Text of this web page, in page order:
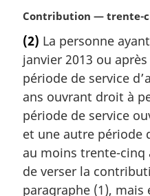
N
t
e
m
a
g
i
n
a
Contribution — trente-
(2) La personne
janvier 2013 ou
période de service
ans ouvrant droit à
période de service
et une autre période
au moins trente-cinq
de verser la
paragraphe (1), mais